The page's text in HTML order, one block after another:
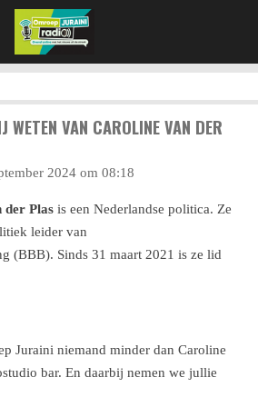
WETEN VAN CAROLINE VAN DER
2024 om 08:18
der Plas is een Nederlandse politica. Ze
leider van
(BBB). Sinds 31 maart 2021 is ze lid
Juraini niemand minder dan Caroline
bar. En daarbij nemen we jullie